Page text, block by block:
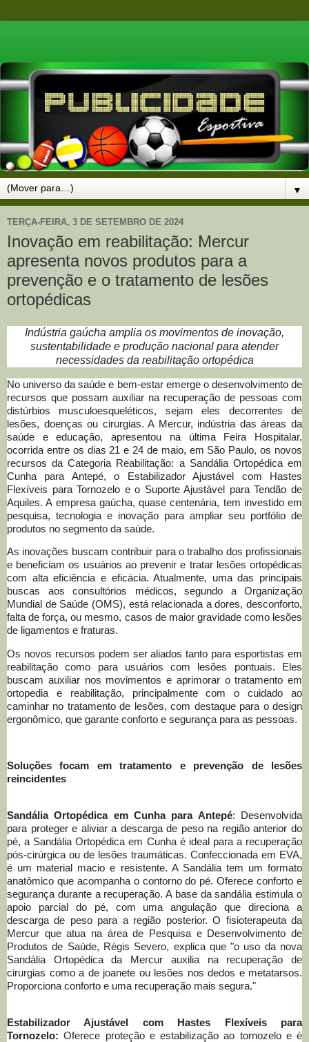
▼
TERÇA-FEIRA, 3 DE SETEMBRO DE 2024
Inovação em reabilitação: Mercur
apresenta novos produtos para a
prevenção e o tratamento de lesões
ortopédicas
Indústria gaúcha amplia os movimentos de inovação,
sustentabilidade e produção nacional para atender
necessidades da reabilitação ortopédica
No universo da saúde e bem-estar emerge o desenvolvimento de
recursos que possam auxiliar na recuperação de pessoas com
distúrbios musculoesqueléticos, sejam eles decorrentes de
lesões, doenças ou cirurgias. A Mercur, indústria das áreas da
saúde e educação, apresentou na última Feira Hospitalar,
ocorrida entre os dias 21 e 24 de maio, em São Paulo, os novos
recursos da Categoria Reabilitação: a Sandália Ortopédica em
Cunha para Antepé, o Estabilizador Ajustável com Hastes
Flexíveis para Tornozelo e o Suporte Ajustável para Tendão de
Aquiles. A empresa gaúcha, quase centenária, tem investido em
pesquisa, tecnologia e inovação para ampliar seu portfólio de
produtos no segmento da saúde.
As inovações buscam contribuir para o trabalho dos profissionais
e beneficiam os usuários ao prevenir e tratar lesões ortopédicas
com alta eficiência e eficácia. Atualmente, uma das principais
buscas aos consultórios médicos, segundo a Organização
Mundial de Saúde (OMS), está relacionada a dores, desconforto,
falta de força, ou mesmo, casos de maior gravidade como lesões
de ligamentos e fraturas.
Os novos recursos podem ser aliados tanto para esportistas em
reabilitação como para usuários com lesões pontuais. Eles
buscam auxiliar nos movimentos e aprimorar o tratamento em
ortopedia e reabilitação, principalmente com o cuidado ao
caminhar no tratamento de lesões, com destaque para o design
ergonômico, que garante conforto e segurança para as pessoas.
Soluções focam em tratamento e prevenção de lesões
reincidentes
Sandália Ortopédica em Cunha para Antepé: Desenvolvida
para proteger e aliviar a descarga de peso na região anterior do
pé, a Sandália Ortopédica em Cunha é ideal para a recuperação
pós-cirúrgica ou de lesões traumáticas. Confeccionada em EVA,
é um material macio e resistente. A Sandália tem um formato
anatômico que acompanha o contorno do pé. Oferece conforto e
segurança durante a recuperação. A base da sandália estimula o
apoio parcial do pé, com uma angulação que direciona a
descarga de peso para a região posterior. O fisioterapeuta da
Mercur que atua na área de Pesquisa e Desenvolvimento de
Produtos de Saúde, Régis Severo, explica que "o uso da nova
Sandália Ortopédica da Mercur auxilia na recuperação de
cirurgias como a de joanete ou lesões nos dedos e metatarsos.
Proporciona conforto e uma recuperação mais segura."
Estabilizador Ajustável com Hastes Flexíveis para
Tornozelo: Oferece proteção e estabilização ao tornozelo e é